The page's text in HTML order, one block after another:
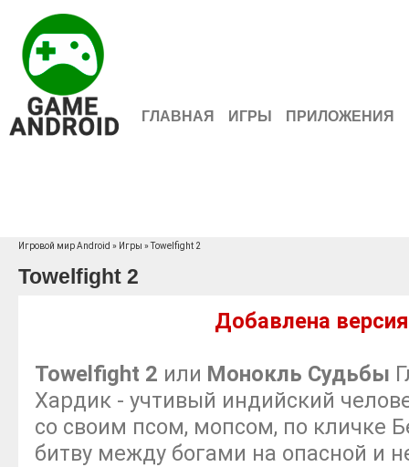
ГЛАВНАЯ ИГРЫ ПРИЛОЖЕНИЯ
Игровой мир Android » Игры » Towelfight 2
Towelfight 2
Добавлена
Towelfight 2 или Монокль Судьбы
Хардик - учтивый индийский
со своим псом, мопсом, по кличке
битву между богами на опасной и